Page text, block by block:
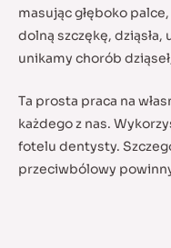
masując głęboko
dolną szczękę,
unikamy chorób
Ta prosta praca na
każdego z nas.
fotelu dentysty.
przeciwbólowy